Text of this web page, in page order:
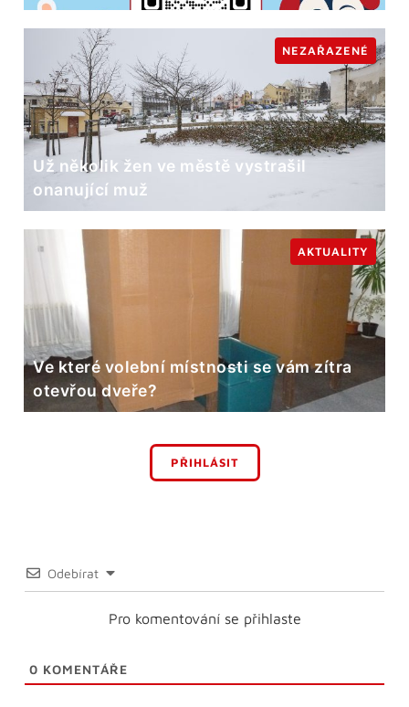
Už několik žen ve městě vystrašil
onanující muž
NEZAŘAZENÉ
Ve které volební místnosti se vám zítra
otevřou dveře?
AKTUALITY
PŘIHLÁSIT
Odebírat
Pro komentování se přihlaste
0 KOMENTÁŘE